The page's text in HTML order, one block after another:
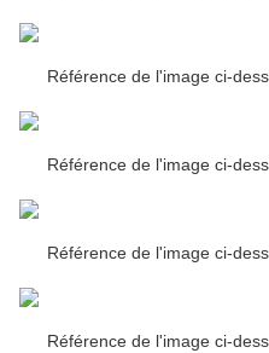
Référence de l'image ci-
Référence de l'image ci-
Référence de l'image ci-
Référence de l'image ci-